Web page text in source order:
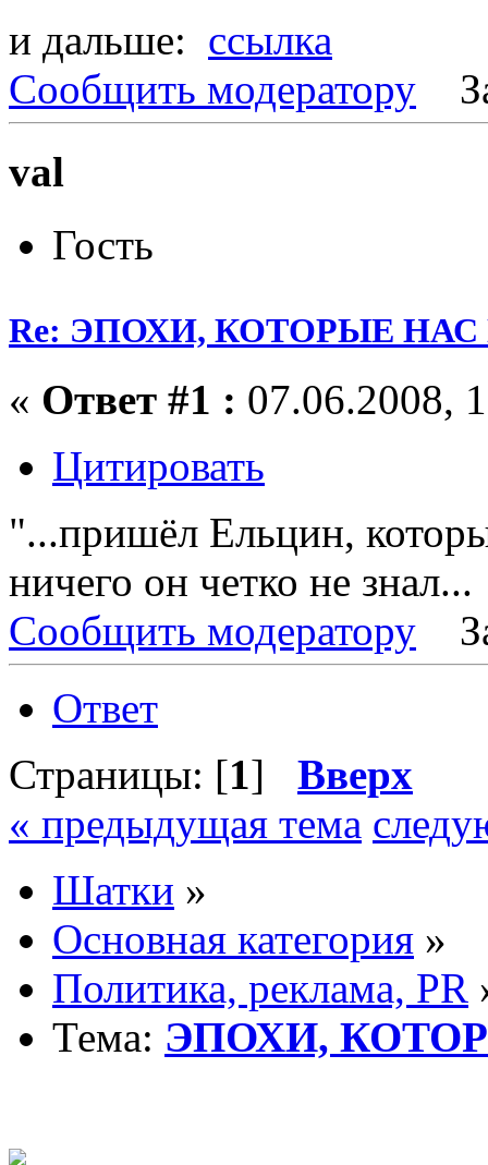
и дальше: ссылка
Сообщить модератору
val
Гость
Re: ЭПОХИ, КОТОРЫЕ
« Ответ #1 : 07.06.2008,
Цитировать
"...пришёл Ельцин,
ничего он четко не знал...
Сообщить модератору
Ответ
Страницы: [1] Вверх
« предыдущая тема
Шатки »
Основная категория »
Политика, реклама, PR
Тема: ЭПОХИ,